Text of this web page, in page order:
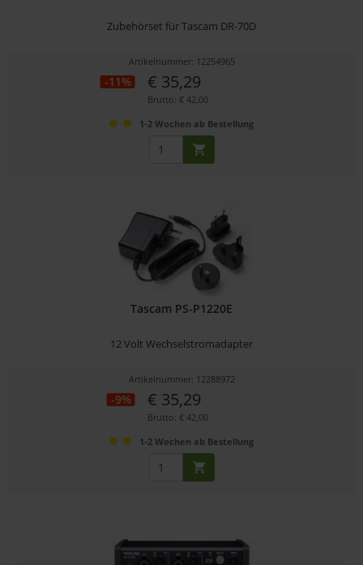
Zubehörset für Tascam DR-70D
Artikelnummer: 12254965
-11% € 35,29
Brutto: € 42,00
1-2 Wochen ab Bestellung
Tascam PS-P1220E
12 Volt Wechselstromadapter
Artikelnummer: 12288972
-9% € 35,29
Brutto: € 42,00
1-2 Wochen ab Bestellung